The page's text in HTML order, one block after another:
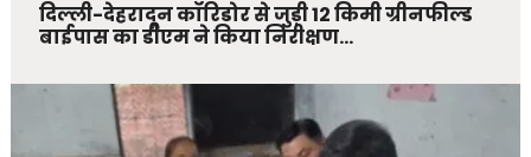
दिल्ली-देहरादून कॉरिडोर से जुड़ी 12 किमी ग्रीनफील्ड
बाईपास का डीएम ने किया निरीक्षण…